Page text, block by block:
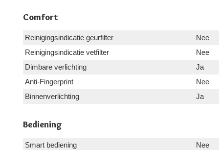
Comfort
Reinigingsindicatie geurfilter
Nee
Reinigingsindicatie vetfilter
Nee
Dimbare verlichting
Ja
Anti-Fingerprint
Nee
Binnenverlichting
Ja
Bediening
Smart bediening
Nee